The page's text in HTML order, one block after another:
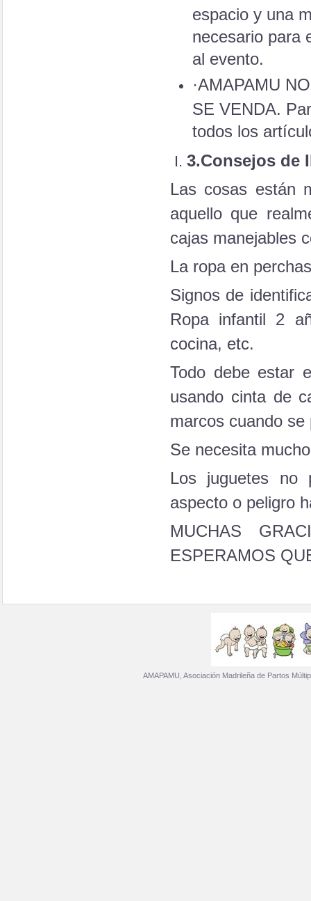
espacio y una
necesario para
al evento.
·AMAPAMU
SE VENDA.
todos los
3.Consejos de
Las cosas están
aquello que
cajas manejables
La ropa en
Signos de
Ropa infantil 2
cocina, etc.
Todo debe estar
usando cinta de
marcos cuando se
Se necesita
Los juguetes no
aspecto o peligro
MUCHAS
ESPERAMOS
AMAPAMU, Asociación Madrileña de Partos